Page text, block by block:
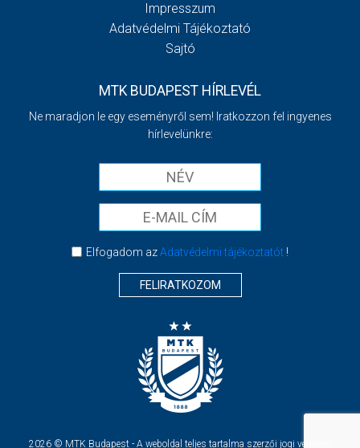
Impresszum
Adatvédelmi Tájékoztató
Sajtó
MTK BUDAPEST HÍRLEVÉL
Ne maradjon le egy eseményről sem! Iratkozzon fel ingyenes
hírlevelünkre:
Elfogadom azAdatvédelmi tájékoztatót!
FELIRATKOZOM
2026 © MTK Budapest - A weboldal teljes tartalma szerzői jogi védelem